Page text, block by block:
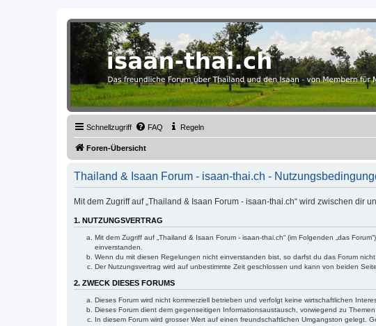
Thailand & Isaan Forum - isaan-thai.ch
Das freundliche Forum über Thailand und den Isaan - von Membern für Member
Schnellzugriff FAQ Regeln
Foren-Übersicht
Thailand & Isaan Forum - isaan-thai.ch -
Mit dem Zugriff auf „Thailand & Isaan Forum - isaan-thai.ch“ wird zwischen
1. NUTZUNGSVERTRAG
Mit dem Zugriff auf „Thailand & Isaan Forum - isaan-thai.ch“ (im Folgenden „das
einverstanden.
Wenn du mit diesen Regelungen nicht einverstanden bist, so darfst du das Forum
Der Nutzungsvertrag wird auf unbestimmte Zeit geschlossen und kann von beiden
2. ZWECK DIESES FORUMS
Dieses Forum wird nicht kommerziell betrieben und verfolgt keine wirtschaftlichen
Dieses Forum dient dem gegenseitigen Informationsaustausch, vorwiegend zu
In diesem Forum wird grosser Wert auf einen freundschaftlichen Umgangston gelegt.